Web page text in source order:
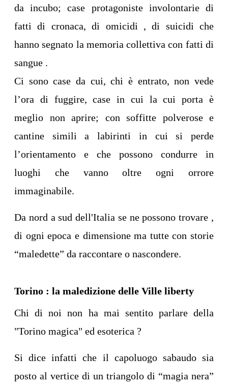
da incubo; case protagoniste involontarie di
fatti di cronaca, di omicidi , di suicidi che
hanno segnato la memoria collettiva con fatti di
sangue .
Ci sono case da cui, chi è entrato, non vede
l’ora di fuggire, case in cui la cui porta è
meglio non aprire; con soffitte polverose e
cantine simili a labirinti in cui si perde
l’orientamento e che possono condurre in
luoghi che vanno oltre ogni orrore
immaginabile.
Da nord a sud dell'Italia se ne possono trovare ,
di ogni epoca e dimensione ma tutte con storie
“maledette” da raccontare o nascondere.
Torino : la maledizione delle Ville liberty
Chi di noi non ha mai sentito parlare della
"Torino magica" ed esoterica ?
Si dice infatti che il capoluogo sabaudo sia
posto al vertice di un triangolo di “magia nera”